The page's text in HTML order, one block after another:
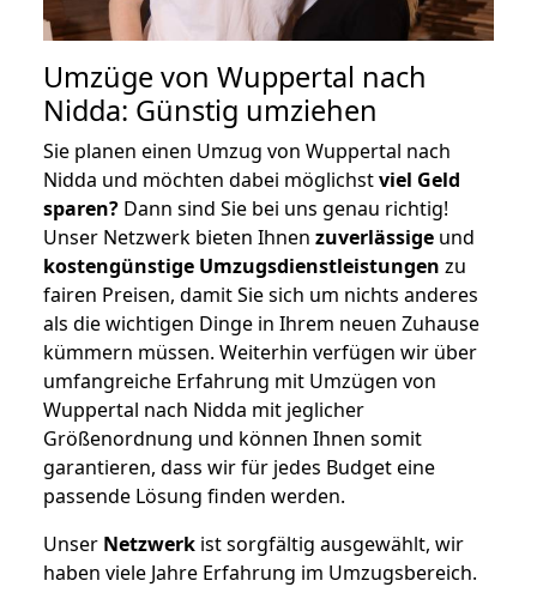
Umzüge von Wuppertal nach
Nidda: Günstig umziehen
Sie planen einen Umzug von Wuppertal nach
Nidda und möchten dabei möglichstviel Geld
sparen? Dann sind Sie bei uns genau richtig!
Unser Netzwerk bieten Ihnen zuverlässige und
kostengünstige Umzugsdienstleistungen zu
fairen Preisen, damit Sie sich um nichts anderes
als die wichtigen Dinge in Ihrem neuen Zuhause
kümmern müssen. Weiterhin verfügen wir über
umfangreiche Erfahrung mit Umzügen von
Wuppertal nach Nidda mit jeglicher
Größenordnung und können Ihnen somit
garantieren, dass wir für jedes Budget eine
passende Lösung finden werden.
Unser Netzwerk ist sorgfältig ausgewählt, wir
haben viele Jahre Erfahrung im Umzugsbereich.